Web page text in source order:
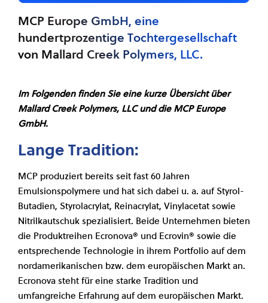
MCP Europe GmbH, eine
hundertprozentige Tochtergesellschaft
von Mallard Creek Polymers, LLC.
Im Folgenden finden Sie eine kurze Übersicht über
Mallard Creek Polymers, LLC und die MCP Europe
GmbH.
Lange Tradition:
MCP produziert bereits seit fast 60 Jahren
Emulsionspolymere und hat sich dabei u. a. auf Styrol-
Butadien, Styrolacrylat, Reinacrylat, Vinylacetat sowie
Nitrilkautschuk spezialisiert. Beide Unternehmen bieten
die Produktreihen Ecronova® und Ecrovin® sowie die
entsprechende Technologie in ihrem Portfolio auf dem
nordamerikanischen bzw. dem europäischen Markt an.
Ecronova steht für eine starke Tradition und
umfangreiche Erfahrung auf dem europäischen Markt.